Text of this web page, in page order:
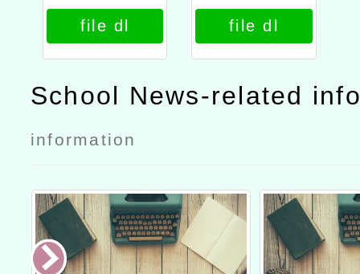
學院及社會科
學院學分班等
課程公文政大
file dl
學院及社會科
學院學分班等
課程公文
file dl
School News-related
information